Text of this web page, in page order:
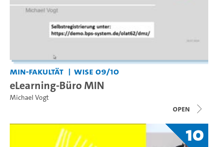
MIN-Fakultät WiSe 09/10
eLearning-Büro MIN
Michael Vogt
open
10